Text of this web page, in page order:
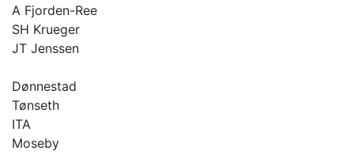
A Fjorden-Ree
SH Krueger
JT Jenssen
Dønnestad
Tønseth
ITA
Moseby